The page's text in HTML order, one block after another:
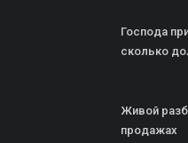
Господа
сколько
Живой
продажах